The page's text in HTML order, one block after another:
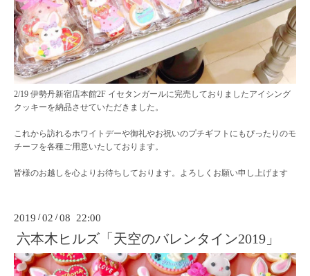
2/19 伊勢丹新宿店本館2F イセタンガールに完売しておりましたアイシング
クッキーを納品させていただきました。
これから訪れるホワイトデーや御礼やお祝いのプチギフトにもぴったりのモ
チーフを各種ご用意いたしております。
皆様のお越しを心よりお待ちしております。よろしくお願い申し上げます
2019 /02 /08 22:00
六本木ヒルズ「天空のバレンタイン2019」